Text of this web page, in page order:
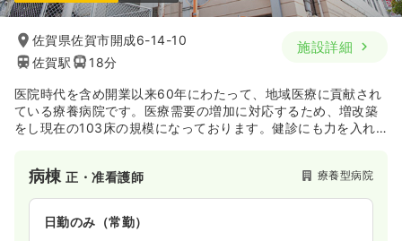
佐賀県佐賀市開成6-14-10
佐賀駅
18分
施設詳細
医院時代を含め開業以来60年にわたって、地域医療に貢献され
ている療養病院です。医療需要の増加に対応するため、増改築
をし現在の103床の規模になっております。健診にも力を入れ
としては、予防から治療・介護に至るまで、地域に根ざして幅
広い医療・介護サービスを提供されています。
病棟正・准看護師 療養型病院
日勤のみ（常勤）